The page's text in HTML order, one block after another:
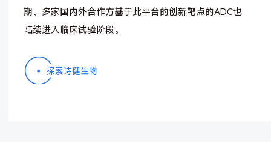
期，多家国内外合作方基于此平台的创新靶点的ADC也
陆续进入临床试验阶段。
探索诗健生物